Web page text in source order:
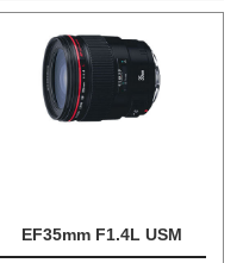
EF35mm F1.4L USM